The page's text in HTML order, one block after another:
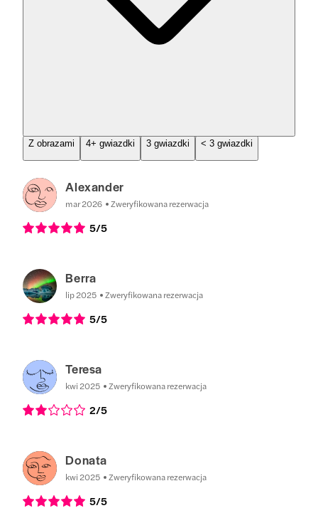
Z obrazami 4+ gwiazdki 3 gwiazdki < 3 gwiazdki
Alexander
mar 2026 Zweryfikowana rezerwacja
5/5
Berra
lip 2025 Zweryfikowana rezerwacja
5/5
Teresa
kwi 2025 Zweryfikowana rezerwacja
2/5
Donata
kwi 2025 Zweryfikowana rezerwacja
5/5